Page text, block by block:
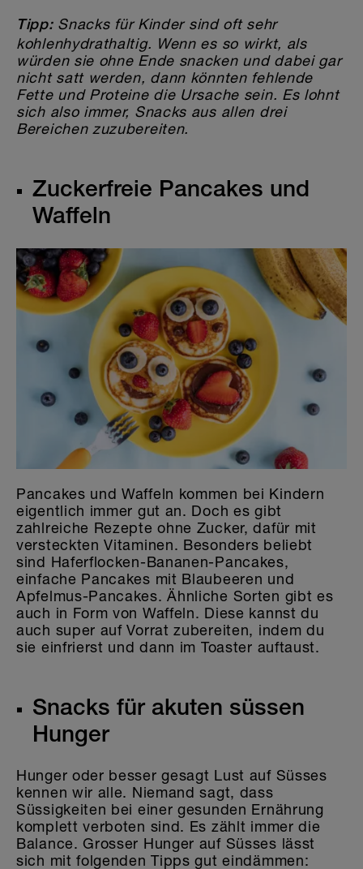
Tipp: Snacks für Kinder sind oft sehr
kohlenhydrathaltig. Wenn es so wirkt, als
würden sie ohne Ende snacken und dabei gar
nicht satt werden, dann könnten fehlende
Fette und Proteine die Ursache sein. Es lohnt
sich also immer, Snacks aus allen drei
Bereichen zuzubereiten.
Zuckerfreie Pancakes und
Waffeln
Pancakes und Waffeln kommen bei Kindern
eigentlich immer gut an. Doch es gibt
zahlreiche Rezepte ohne Zucker, dafür mit
versteckten Vitaminen. Besonders beliebt
sind Haferflocken-Bananen-Pancakes,
einfache Pancakes mit Blaubeeren und
Apfelmus-Pancakes. Ähnliche Sorten gibt es
auch in Form von Waffeln. Diese kannst du
auch super auf Vorrat zubereiten, indem du
sie einfrierst und dann im Toaster auftaust.
Snacks für akuten süssen
Hunger
Hunger oder besser gesagt Lust auf Süsses
kennen wir alle. Niemand sagt, dass
Süssigkeiten bei einer gesunden Ernährung
komplett verboten sind. Es zählt immer die
Balance. Grosser Hunger auf Süsses lässt
sich mit folgenden Tipps gut eindämmen: